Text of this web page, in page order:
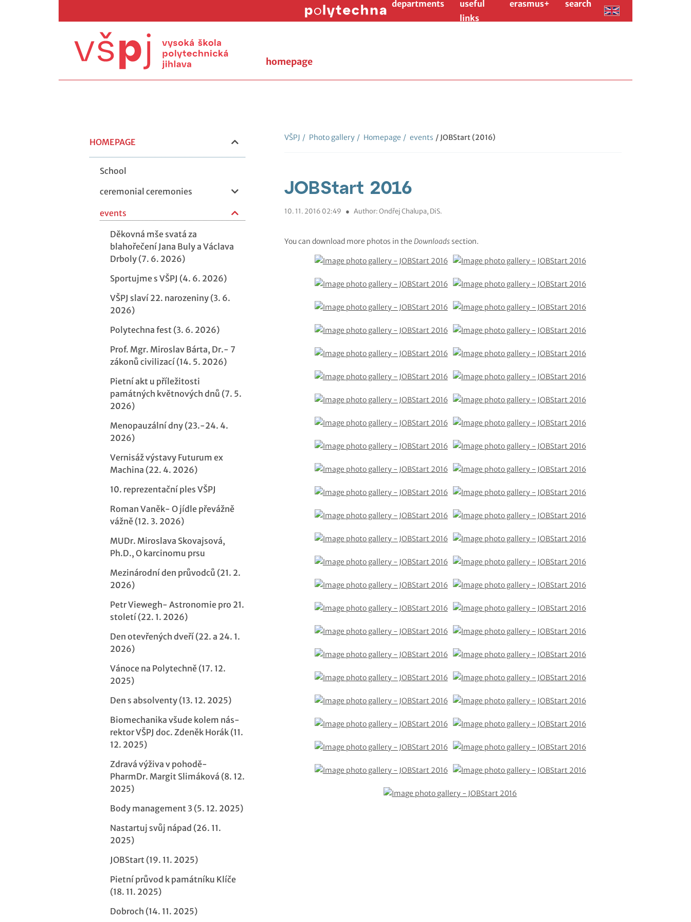
departments
useful
links
erasmus+ search
homepage
HOMEPAGE
School
ceremonial ceremonies
events
Děkovná mše svatá za
blahořečení Jana Buly a Václava
Drboly (7. 6. 2026)
Sportujme s VŠPJ (4. 6. 2026)
VŠPJ slaví 22. narozeniny (3. 6.
2026)
Polytechna fest (3. 6. 2026)
Prof. Mgr. Miroslav Bárta, Dr.- 7
zákonů civilizací (14. 5. 2026)
Pietní akt u příležitosti
památných květnových dnů (7. 5.
2026)
Menopauzální dny (23.-24. 4.
2026)
Vernisáž výstavy Futurum ex
Machina (22. 4. 2026)
10. reprezentační ples VŠPJ
Roman Vaněk- O jídle převážně
vážně (12. 3. 2026)
MUDr. Miroslava Skovajsová,
Ph.D., O karcinomu prsu
Mezinárodní den průvodců (21. 2.
2026)
Petr Viewegh- Astronomie pro 21.
století (22. 1. 2026)
Den otevřených dveří (22. a 24. 1.
2026)
Vánoce na Polytechně (17. 12.
2025)
Den s absolventy (13. 12. 2025)
Biomechanika všude kolem nás-
rektor VŠPJ doc. Zdeněk Horák (11.
12. 2025)
Zdravá výživa v pohodě-
PharmDr. Margit Slimáková (8. 12.
2025)
Body management 3 (5. 12. 2025)
Nastartuj svůj nápad (26. 11.
2025)
JOBStart (19. 11. 2025)
Pietní průvod k památníku Klíče
(18. 11. 2025)
Dobroch (14. 11. 2025)
VŠPJ / Photo gallery / Homepage / events / JOBStart (2016)
JOBStart 2016
10. 11. 2016 02:49 ● Author: Ondřej Chalupa, DiS.
You can download more photos in the Downloadssection.